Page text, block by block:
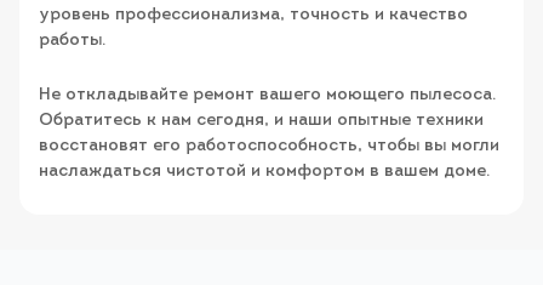
уровень профессионализма, точность и качество
работы.
Не откладывайте ремонт вашего моющего пылесоса.
Обратитесь к нам сегодня, и наши опытные техники
восстановят его работоспособность, чтобы вы могли
наслаждаться чистотой и комфортом в вашем доме.